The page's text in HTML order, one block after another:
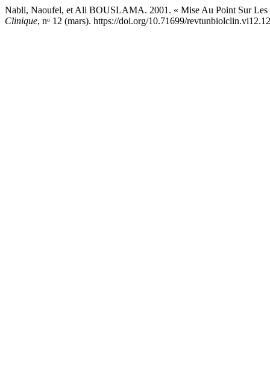
Nabli, Naoufel, et Ali BOUSLAMA. 2001. « Mise Au Point Sur Les
Clinique, nᵒ 12 (mars). https://doi.org/10.71699/